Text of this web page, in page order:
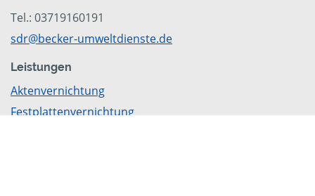
Tel.: 03719160191
sdr@becker-umweltdienste.de
Leistungen
Aktenvernichtung
Festplattenvernichtung